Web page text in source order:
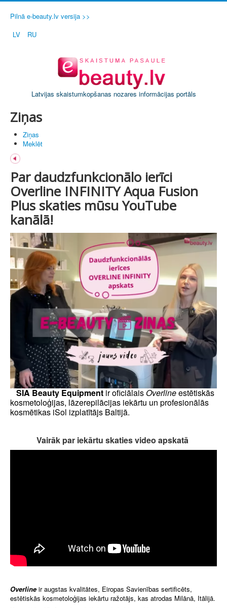
Pilnā e-beauty.lv versija >>
LV
RU
Latvijas skaistumkopšanas nozares informācijas portāls
Ziņas
Ziņas
Meklēt
Par daudzfunkcionālo ierīci
Overline INFINITY Aqua Fusion
Plus skaties mūsu YouTube
kanālā!
SIA Beauty Equipment ir oficiālaisOverlineestētiskās
kosmetoloģijas, lāzerepilācijas iekārtu un profesionālās
kosmētikas iSol izplatītājs Baltijā.
Vairāk par iekārtu skaties video apskatā
Overlineir augstas kvalitātes, Eiropas Savienības sertificēts,
estētiskās kosmetoloģijas iekārtu ražotājs, kas atrodas Milānā, Itālijā.